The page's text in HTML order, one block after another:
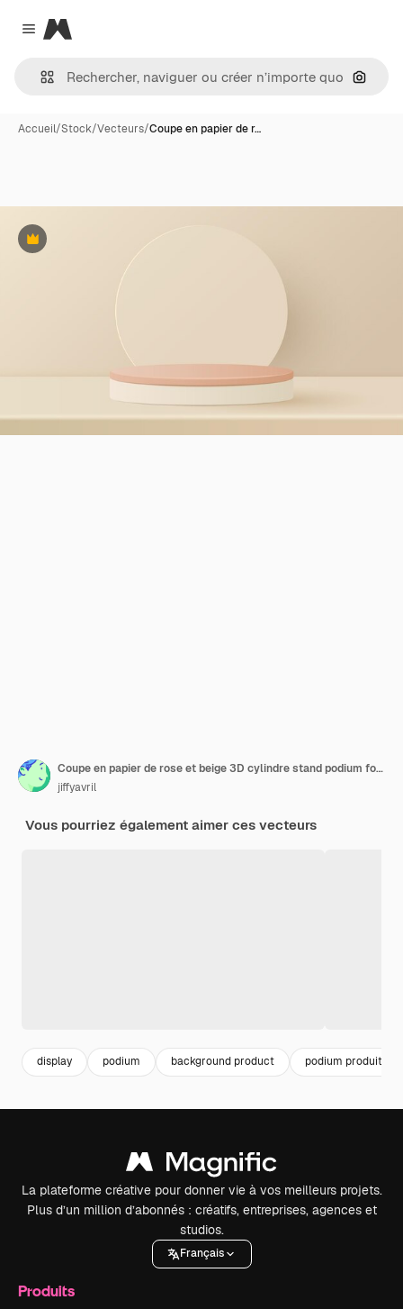
Close menu
Magnific
Accueil/Stock/Vecteurs/Coupe en papier de r…
Premium
Coupe en papier de rose et beige 3D cylindre stand podium formes géométriques de luxe vectorielles scène minimale abstraite pour la présentation du produit maquette de spectacle cosmétique
jiffyavril
Vous pourriez également aimer ces vecteurs
display podium background product podium produit
La plateforme créative pour donner vie à vos meilleurs projets.
Plus d’un million d’abonnés : créatifs, entreprises, agences et
studios.
Français
Produits